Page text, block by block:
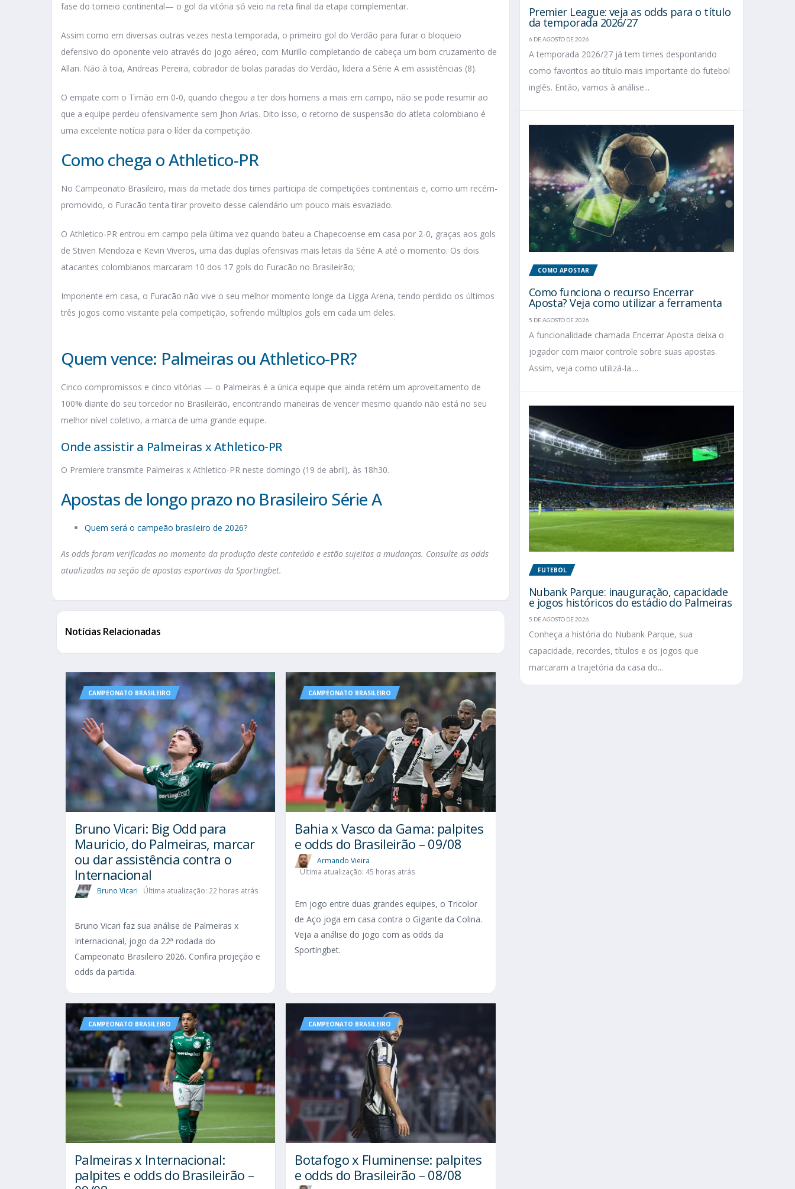
fase do torneio continental— o gol da vitória só veio na reta final da etapa complementar.
Assim como em diversas outras vezes nesta temporada, o primeiro gol do Verdão para furar o bloqueio
defensivo do oponente veio através do jogo aéreo, com Murillo completando de cabeça um bom cruzamento de
Allan. Não à toa, Andreas Pereira, cobrador de bolas paradas do Verdão, lidera a Série A em assistências (8).
O empate com o Timão em 0-0, quando chegou a ter dois homens a mais em campo, não se pode resumir ao
que a equipe perdeu ofensivamente sem Jhon Arias. Dito isso, o retorno de suspensão do atleta colombiano é
uma excelente notícia para o líder da competição.
Como chega o Athletico-PR
No Campeonato Brasileiro, mais da metade dos times participa de competições continentais e, como um recém-
promovido, o Furacão tenta tirar proveito desse calendário um pouco mais esvaziado.
O Athletico-PR entrou em campo pela última vez quando bateu a Chapecoense em casa por 2-0, graças aos gols
de Stiven Mendoza e Kevin Viveros, uma das duplas ofensivas mais letais da Série A até o momento. Os dois
atacantes colombianos marcaram 10 dos 17 gols do Furacão no Brasileirão;
Imponente em casa, o Furacão não vive o seu melhor momento longe da Ligga Arena, tendo perdido os últimos
três jogos como visitante pela competição, sofrendo múltiplos gols em cada um deles.
Quem vence: Palmeiras ou Athletico-PR?
Cinco compromissos e cinco vitórias — o Palmeiras é a única equipe que ainda retém um aproveitamento de
100% diante do seu torcedor no Brasileirão, encontrando maneiras de vencer mesmo quando não está no seu
melhor nível coletivo, a marca de uma grande equipe.
Onde assistir a Palmeiras x Athletico-PR
O Premiere transmite Palmeiras x Athletico-PR neste domingo (19 de abril), às 18h30.
Apostas de longo prazo no Brasileiro Série A
Quem será o campeão brasileiro de 2026?
As odds foram verificadas no momento da produção deste conteúdo e estão sujeitas a mudanças. Consulte as odds
atualizadas na seção de apostas esportivas da Sportingbet.
Notícias Relacionadas
CAMPEONATO BRASILEIRO
Bruno Vicari: Big Odd para
Mauricio, do Palmeiras, marcar
ou dar assistência contra o
Internacional
Bruno Vicari Última atualização: 22 horas atrás
Bruno Vicari faz sua análise de Palmeiras x
Internacional, jogo da 22ª rodada do
Campeonato Brasileiro 2026. Confira projeção e
odds da partida.
CAMPEONATO BRASILEIRO
Bahia x Vasco da Gama: palpites
e odds do Brasileirão – 09/08
Armando Vieira
Última atualização: 45 horas atrás
Em jogo entre duas grandes equipes, o Tricolor
de Aço joga em casa contra o Gigante da Colina.
Veja a análise do jogo com as odds da
Sportingbet.
CAMPEONATO BRASILEIRO
Palmeiras x Internacional:
palpites e odds do Brasileirão –
CAMPEONATO BRASILEIRO
Botafogo x Fluminense: palpites
e odds do Brasileirão – 08/08
Premier League: veja as odds para o título
da temporada 2026/27
6 DE AGOSTO DE 2026
A temporada 2026/27 já tem times despontando
como favoritos ao título mais importante do futebol
inglês. Então, vamos à análise...
COMO APOSTAR
Como funciona o recurso Encerrar
Aposta? Veja como utilizar a ferramenta
5 DE AGOSTO DE 2026
A funcionalidade chamada Encerrar Aposta deixa o
jogador com maior controle sobre suas apostas.
Assim, veja como utilizá-la....
FUTEBOL
Nubank Parque: inauguração, capacidade
e jogos históricos do estádio do Palmeiras
5 DE AGOSTO DE 2026
Conheça a história do Nubank Parque, sua
capacidade, recordes, títulos e os jogos que
marcaram a trajetória da casa do...